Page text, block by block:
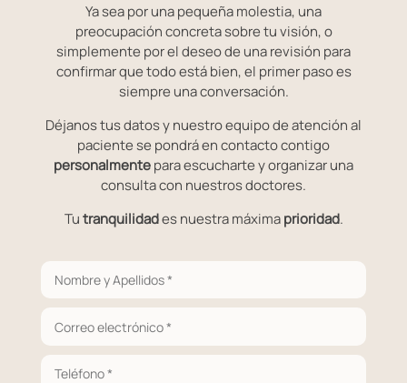
Ya sea por una pequeña molestia, una
preocupación concreta sobre tu visión, o
simplemente por el deseo de una revisión para
confirmar que todo está bien, el primer paso es
siempre una conversación.
Déjanos tus datos y nuestro equipo de atención al
paciente se pondrá en contacto contigo
personalmentepara escucharte y organizar una
consulta con nuestros doctores.
Tutranquilidades nuestra máximaprioridad.